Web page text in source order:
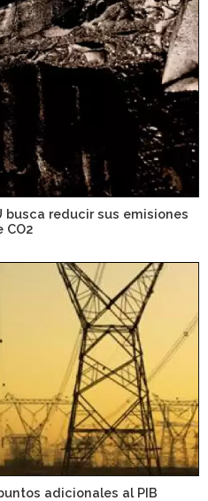
reducir sus emisiones
CO2
adicionales al PIB